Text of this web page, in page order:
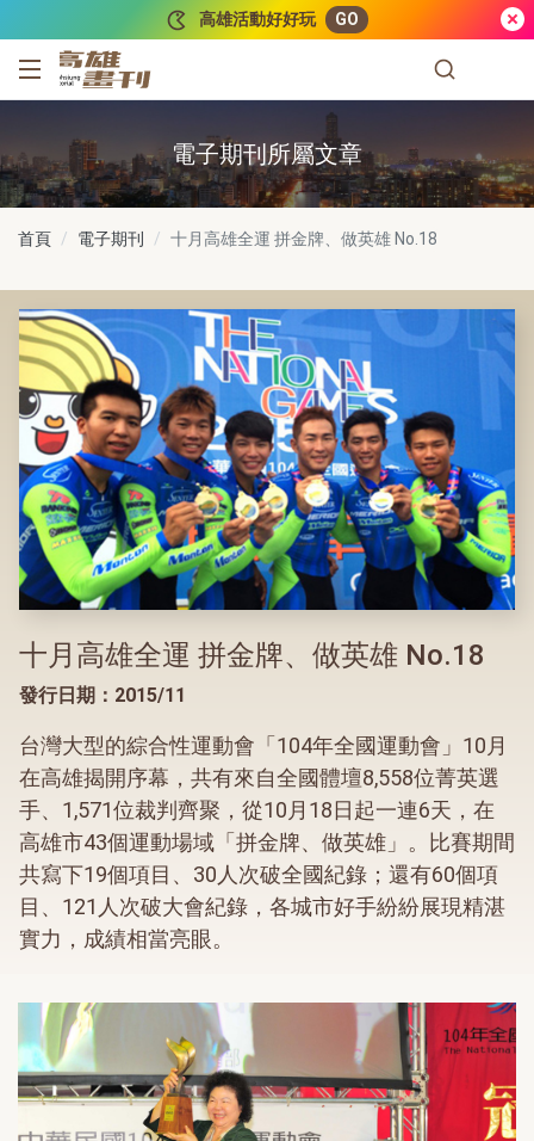
高雄活動好好玩 GO
高雄畫刊
電子期刊所屬文章
首頁 電子期刊 十月高雄全運 拼金牌、做英雄No.18
十月高雄全運 拼金牌、做英雄 No.18
發行日期：2015/11
台灣大型的綜合性運動會「104年全國運動會」10月
在高雄揭開序幕，共有來自全國體壇8,558位菁英選
手、1,571位裁判齊聚，從10月18日起一連6天，在
高雄市43個運動場域「拼金牌、做英雄」。比賽期間
共寫下19個項目、30人次破全國紀錄；還有60個項
目、121人次破大會紀錄，各城市好手紛紛展現精湛
實力，成績相當亮眼。